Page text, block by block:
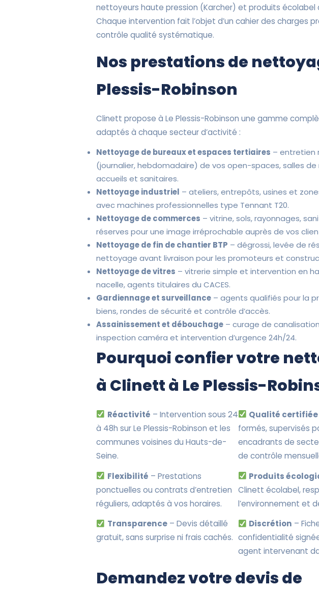
nettoyeurs haute pression (Karcher) et produits écolabel
Chaque intervention fait l’objet d’un cahier des charges
contrôle qualité systématique.
Nos prestations de
Plessis-Robinson
Clinett propose à Le Plessis-Robinson une gamme
adaptés à chaque secteur d’activité :
Nettoyage de bureaux et espaces tertiaires – entretien
(journalier, hebdomadaire) de vos open-spaces, salles de
accueils et sanitaires.
Nettoyage industriel – ateliers, entrepôts, usines et
avec machines professionnelles type Tennant T20.
Nettoyage de commerces – vitrine, sols, rayonnages,
réserves pour une image irréprochable auprès de vos
Nettoyage de fin de chantier BTP – dégrossi, levée de
nettoyage avant livraison pour les promoteurs et
Nettoyage de vitres – vitrerie simple et intervention en
nacelle, agents titulaires du CACES.
Gardiennage et surveillance – agents qualifiés pour la
biens, rondes de sécurité et contrôle d’accès.
Assainissement et débouchage – curage de
inspection caméra et intervention d’urgence 24h/24.
Pourquoi confier votre
à Clinett à Le Plessis-
Réactivité – Intervention sous 24
à 48h sur Le Plessis-Robinson et les
communes voisines du Hauts-de-
Seine.
Flexibilité – Prestations
ponctuelles ou contrats d’entretien
réguliers, adaptés à vos horaires.
Transparence– Devis détaillé
gratuit, sans surprise ni frais cachés.
Qualité certifiée
formés, supervisés
encadrants de
de contrôle
Produits
Clinett écolabel,
l’environnement et
Discrétion –
confidentialité
agent intervenant
Demandez votre devis de